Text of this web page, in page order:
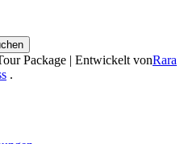
Package | Entwickelt vonRara
.